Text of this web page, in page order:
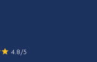
4.8/5